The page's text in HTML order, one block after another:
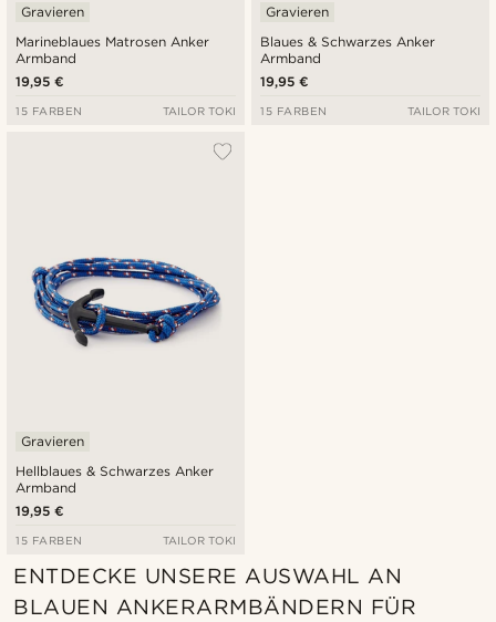
Marineblaues Matrosen Anker
Armband
Gravieren
19,95 €
15 FARBEN TAILOR TOKI
Blaues & Schwarzes Anker
Armband
Gravieren
19,95 €
15 FARBEN TAILOR TOKI
Hellblaues & Schwarzes Anker
Armband
Gravieren
19,95 €
15 FARBEN TAILOR TOKI
ENTDECKE UNSERE AUSWAHL AN
BLAUEN ANKERARMBÄNDERN FÜR